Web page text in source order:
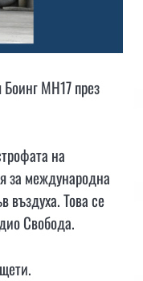
MH17 през
на
за международна
въздуха. Това се
Свобода.